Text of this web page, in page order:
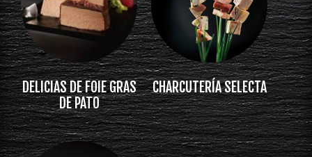
DELICIAS DE FOIE GRAS
DE PATO
CHARCUTERÍA SELECTA